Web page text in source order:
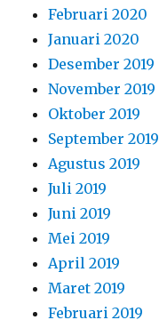
Februari 2020
Januari 2020
Desember 2019
November 2019
Oktober 2019
September 2019
Agustus 2019
Juli 2019
Juni 2019
Mei 2019
April 2019
Maret 2019
Februari 2019